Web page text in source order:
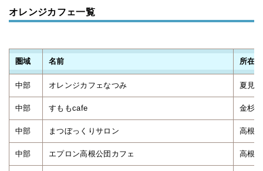
オレンジカフェ一覧
圏域 名前 所在地
中部 オレンジカフェなつみ 夏見
中部 すももcafe 金杉
中部 まつぼっくりサロン 高根
中部 エプロン高根公団カフェ 高根